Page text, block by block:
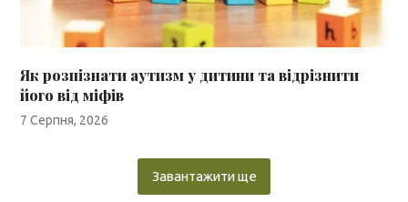
Як розпізнати аутизм у дитини та відрізнити
його від міфів
7 Серпня, 2026
Завантажити ще